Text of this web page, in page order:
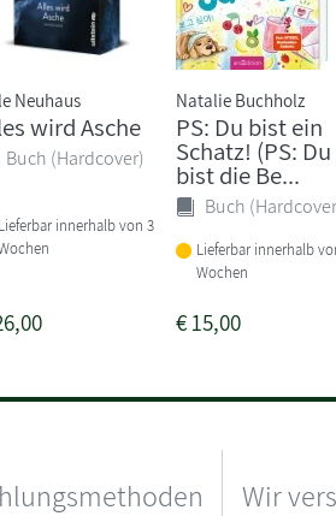
Neuhaus
wird Asche
Buch (Hardcover)
Lieferbar innerhalb von 3
Natalie Buchholz
PS: Du bist ein
Schatz! (PS: Du
bist die Be...
Buch
Lieferbar innerhalb
Wochen
€15,00
Wir